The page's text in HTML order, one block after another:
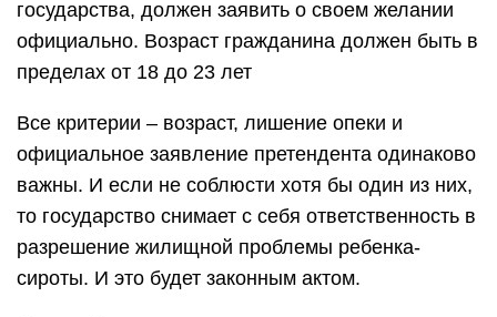
государства, должен заявить о своем желании
официально. Возраст гражданина должен быть в
пределах от 18 до 23 лет
Все критерии – возраст, лишение опеки и
официальное заявление претендента одинаково
важны. И если не соблюсти хотя бы один из них,
то государство снимает с себя ответственность в
разрешение жилищной проблемы ребенка-
сироты. И это будет законным актом.